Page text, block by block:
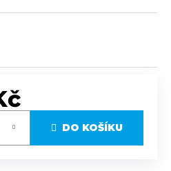
DO KOŠÍKU